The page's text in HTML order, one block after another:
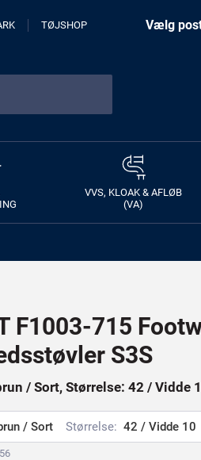
TØJSHOP Vælg
VVS, KLOAK & AFLØB
(VA)
F1003-715
S3S
/ Sort, Størrelse: 42 / Vidde
/ Sort Størrelse: 42 / Vidde 10